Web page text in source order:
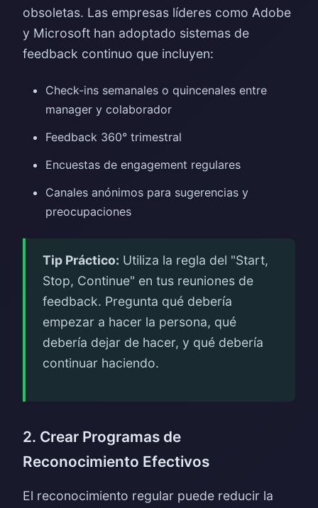
obsoletas. Las empresas líderes como Adobe
y Microsoft han adoptado sistemas de
feedback continuo que incluyen:
Check-ins semanales o quincenales entre
manager y colaborador
Feedback 360° trimestral
Encuestas de engagement regulares
Canales anónimos para sugerencias y
preocupaciones
Tip Práctico: Utiliza la regla del "Start,
Stop, Continue" en tus reuniones de
feedback. Pregunta qué debería
empezar a hacer la persona, qué
debería dejar de hacer, y qué debería
continuar haciendo.
2. Crear Programas de
Reconocimiento Efectivos
El reconocimiento regular puede reducir la